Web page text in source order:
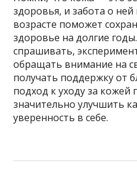
здоровья, и забота о
возрасте поможет
здоровье на долгие
спрашивать,
обращать внимание на
получать поддержку от
подход к уходу за кожей
значительно улучшить
уверенность в себе.